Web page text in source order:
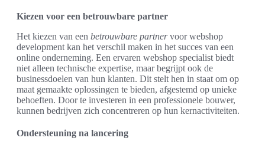
Kiezen voor een betrouwbare partner
Het kiezen van een betrouwbare partnervoor webshop
development kan het verschil maken in het succes van een
online onderneming. Een ervaren webshop specialist biedt
niet alleen technische expertise, maar begrijpt ook de
businessdoelen van hun klanten. Dit stelt hen in staat om op
maat gemaakte oplossingen te bieden, afgestemd op unieke
behoeften. Door te investeren in een professionele bouwer,
kunnen bedrijven zich concentreren op hun kernactiviteiten.
Ondersteuning na lancering